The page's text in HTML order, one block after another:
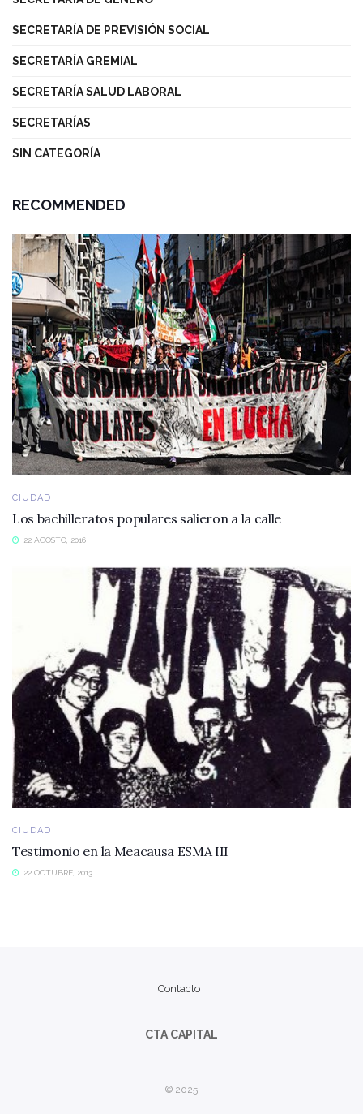
SECRETARÍA DE PREVISIÓN SOCIAL
SECRETARÍA GREMIAL
SECRETARÍA SALUD LABORAL
SECRETARÍAS
SIN CATEGORÍA
RECOMMENDED
CIUDAD
Los bachilleratos populares salieron a la calle
22 AGOSTO, 2016
CIUDAD
Testimonio en la Meacausa ESMA III
22 OCTUBRE, 2013
Contacto
CTA CAPITAL
© 2025